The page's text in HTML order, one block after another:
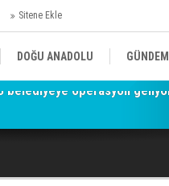
Sitene Ekle
DOĞU ANADOLU GÜNDEM